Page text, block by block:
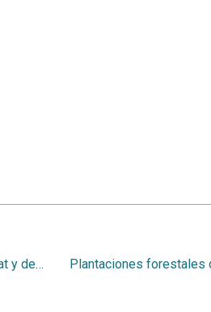
Destrucción del hábitat y desaparición de la lapa verde en Costa Rica